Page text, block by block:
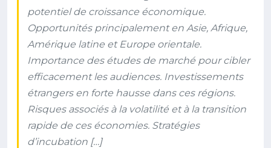
potentiel de croissance économique.
Opportunités principalement en Asie, Afrique,
Amérique latine et Europe orientale.
Importance des études de marché pour cibler
efficacement les audiences. Investissements
étrangers en forte hausse dans ces régions.
Risques associés à la volatilité et à la transition
rapide de ces économies. Stratégies
d’incubation […]